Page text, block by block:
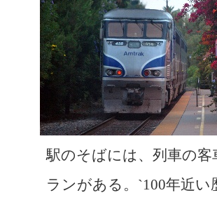
駅のそばには、列車の
ランがある。`100年近